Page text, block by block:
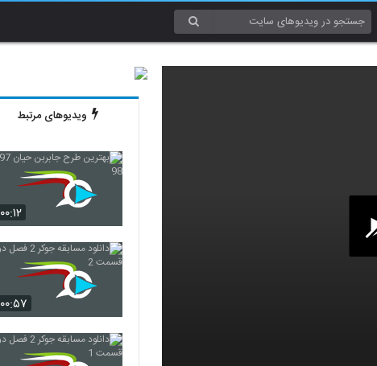
ویدیوهای مرتبط
۰۰:۱۲
۰۰:۵۷